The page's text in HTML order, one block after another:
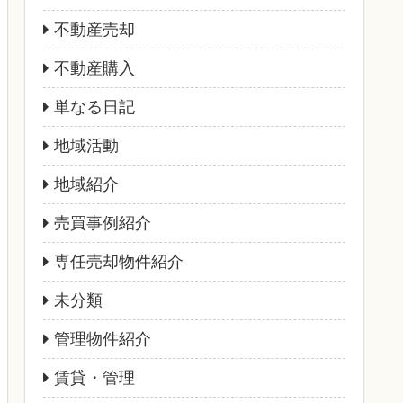
不動産売却
不動産購入
単なる日記
地域活動
地域紹介
売買事例紹介
専任売却物件紹介
未分類
管理物件紹介
賃貸・管理